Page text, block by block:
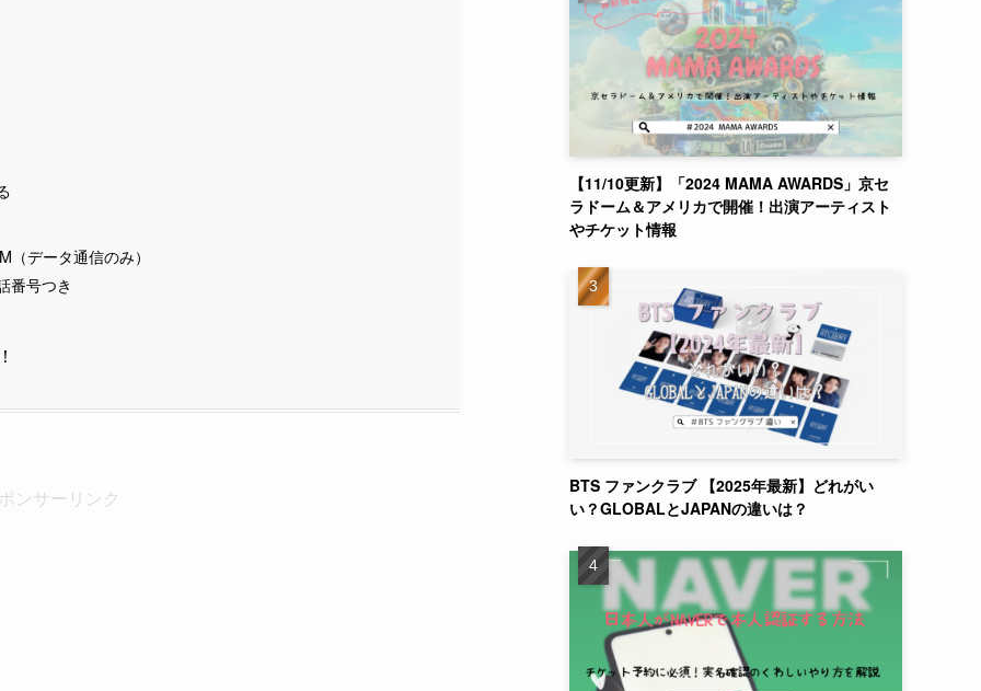
データ通信のみ）
番号つき
ンサーリンク
【11/10更新】「2024 MAMA AWARDS」京セ
ラドーム＆アメリカで開催！出演アーティスト
やチケット情報
BTS ファンクラブ 【2025年最新】どれがい
い？GLOBALとJAPANの違いは？